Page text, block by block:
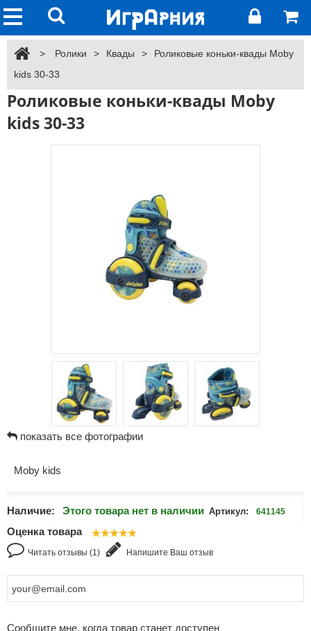
> Ролики > Квады >
Роликовые коньки-квады Moby
kids 30-33
Роликовые коньки-квады Moby
kids 30-33
показать все фотографии
Moby kids
Наличие: Этого товара нет в наличии Артикул: 641145
Оценка товара
Читать отзывы (1) Напишите Ваш отзыв
Сообщите мне, когда товар станет доступен